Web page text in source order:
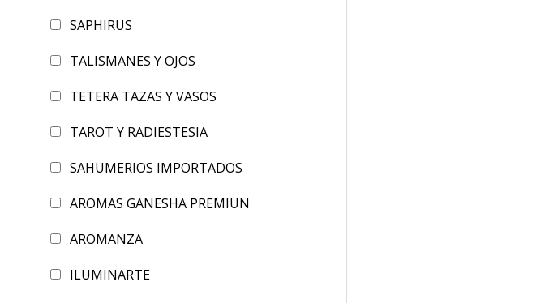
SAPHIRUS
TALISMANES Y OJOS
TETERA TAZAS Y VASOS
TAROT Y RADIESTESIA
SAHUMERIOS IMPORTADOS
AROMAS GANESHA PREMIUN
AROMANZA
ILUMINARTE